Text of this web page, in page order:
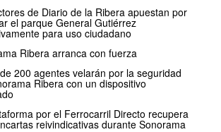
de Diario de la Ribera apuestan por
el parque General Gutiérrez
para uso ciudadano
Ribera arranca con fuerza
200 agentes velarán por la seguridad
Ribera con un dispositivo
por el Ferrocarril Directo recupera
reivindicativas durante Sonorama